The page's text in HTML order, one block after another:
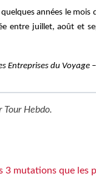
années le mois
entre juillet, août et
Entreprises du Voyage
Tour Hebdo.
3 mutations que les